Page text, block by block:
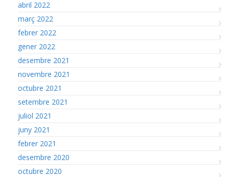
abril 2022
març 2022
febrer 2022
gener 2022
desembre 2021
novembre 2021
octubre 2021
setembre 2021
juliol 2021
juny 2021
febrer 2021
desembre 2020
octubre 2020